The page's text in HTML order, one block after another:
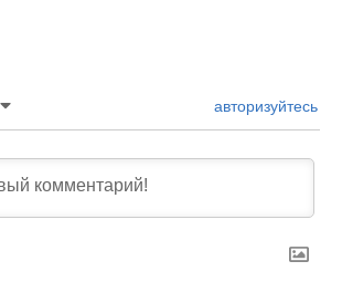
авторизуйтесь